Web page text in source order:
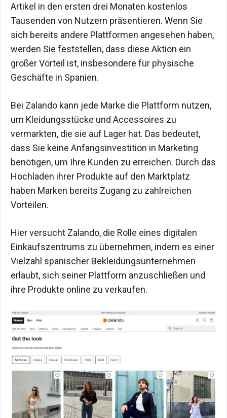
Artikel in den ersten drei Monaten kostenlos
Tausenden von Nutzern präsentieren. Wenn Sie
sich bereits andere Plattformen angesehen haben,
werden Sie feststellen, dass diese Aktion ein
großer Vorteil ist, insbesondere für physische
Geschäfte in Spanien.
Bei Zalando kann jede Marke die Plattform nutzen,
um Kleidungsstücke und Accessoires zu
vermarkten, die sie auf Lager hat. Das bedeutet,
dass Sie keine Anfangsinvestition in Marketing
benötigen, um Ihre Kunden zu erreichen. Durch das
Hochladen ihrer Produkte auf den Marktplatz
haben Marken bereits Zugang zu zahlreichen
Vorteilen.
Hier versucht Zalando, die Rolle eines digitalen
Einkaufszentrums zu übernehmen, indem es einer
Vielzahl spanischer Bekleidungsunternehmen
erlaubt, sich seiner Plattform anzuschließen und
ihre Produkte online zu verkaufen.